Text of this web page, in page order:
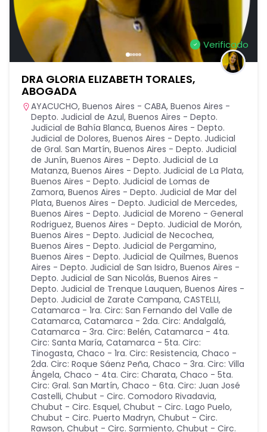
Verificado
DRA GLORIA ELIZABETH TORALES,
ABOGADA
AYACUCHO, Buenos Aires - CABA, Buenos Aires -
Depto. Judicial de Azul, Buenos Aires - Depto.
Judicial de Bahía Blanca, Buenos Aires - Depto.
Judicial de Dolores, Buenos Aires - Depto. Judicial
de Gral. San Martín, Buenos Aires - Depto. Judicial
de Junín, Buenos Aires - Depto. Judicial de La
Matanza, Buenos Aires - Depto. Judicial de La Plata,
Buenos Aires - Depto. Judicial de Lomas de
Zamora, Buenos Aires - Depto. Judicial de Mar del
Plata, Buenos Aires - Depto. Judicial de Mercedes,
Buenos Aires - Depto. Judicial de Moreno - General
Rodriguez, Buenos Aires - Depto. Judicial de Morón,
Buenos Aires - Depto. Judicial de Necochea,
Buenos Aires - Depto. Judicial de Pergamino,
Buenos Aires - Depto. Judicial de Quilmes, Buenos
Aires - Depto. Judicial de San Isidro, Buenos Aires -
Depto. Judicial de San Nicolás, Buenos Aires -
Depto. Judicial de Trenque Lauquen, Buenos Aires -
Depto. Judicial de Zarate Campana, CASTELLI,
Catamarca - 1ra. Circ: San Fernando del Valle de
Catamarca, Catamarca - 2da. Circ: Andalgalá,
Catamarca - 3ra. Circ: Belén, Catamarca - 4ta.
Circ: Santa María, Catamarca - 5ta. Circ:
Tinogasta, Chaco - 1ra. Circ: Resistencia, Chaco -
2da. Circ: Roque Sáenz Peña, Chaco - 3ra. Circ: Villa
Ángela, Chaco - 4ta. Circ: Charata, Chaco - 5ta.
Circ: Gral. San Martín, Chaco - 6ta. Circ: Juan José
Castelli, Chubut - Circ. Comodoro Rivadavia,
Chubut - Circ. Esquel, Chubut - Circ. Lago Puelo,
Chubut - Circ. Puerto Madryn, Chubut - Circ.
Rawson, Chubut - Circ. Sarmiento, Chubut - Circ.